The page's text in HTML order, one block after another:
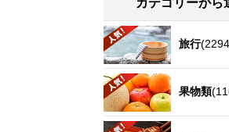
カテゴリーから
旅行
果物類